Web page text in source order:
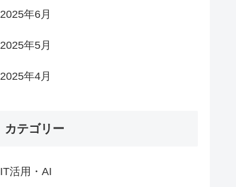
2025年6月
2025年5月
2025年4月
カテゴリー
IT活用・AI